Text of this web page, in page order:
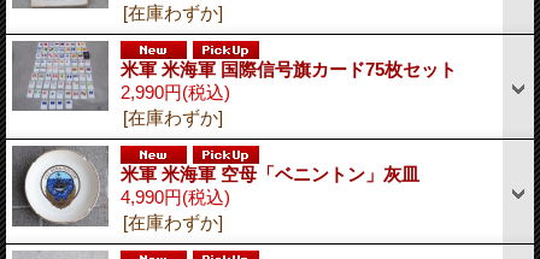
[在庫わずか]
米軍 米海軍 国際信号旗カード75枚セット
2,990円(税込)
[在庫わずか]
米軍 米海軍 空母「ベニントン」灰皿
4,990円(税込)
[在庫わずか]